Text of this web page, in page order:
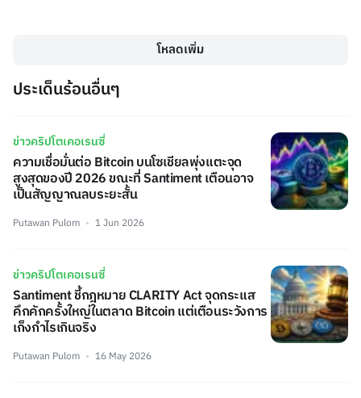
โหลดเพิ่ม
ประเด็นร้อนอื่นๆ
ข่าวคริปโตเคอเรนซี่
ความเชื่อมั่นต่อ Bitcoin บนโซเชียลพุ่งแตะจุด
สูงสุดของปี 2026 ขณะที่ Santiment เตือนอาจ
เป็นสัญญาณลบระยะสั้น
Putawan Pulom 1 Jun 2026
ข่าวคริปโตเคอเรนซี่
Santiment ชี้กฎหมาย CLARITY Act จุดกระแส
คึกคักครั้งใหญ่ในตลาด Bitcoin แต่เตือนระวังการ
เก็งกำไรเกินจริง
Putawan Pulom 16 May 2026